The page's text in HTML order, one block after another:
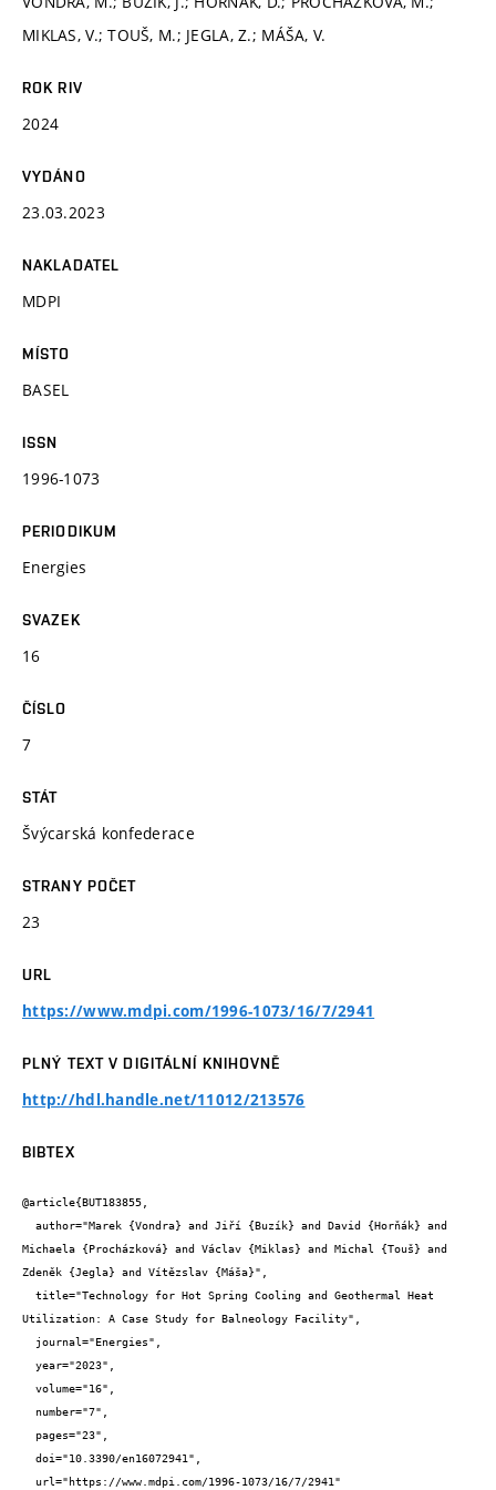
MIKLAS, V.; TOUŠ, M.; JEGLA, Z.; MÁŠA, V.
ROK RIV
2024
VYDÁNO
23.03.2023
NAKLADATEL
MDPI
MÍSTO
BASEL
ISSN
1996-1073
PERIODIKUM
Energies
SVAZEK
16
ČÍSLO
7
STÁT
Švýcarská konfederace
STRANY POČET
23
URL
https://www.mdpi.com/1996-1073/16/7/2941
PLNÝ TEXT V DIGITÁLNÍ KNIHOVNĚ
http://hdl.handle.net/11012/213576
BIBTEX
@article{BUT183855,
Michaela {Procházková} and Václav {Miklas} and Michal {Touš} and
Zdeněk {Jegla} and Vítězslav {Máša}",
Utilization: A Case Study for Balneology Facility",